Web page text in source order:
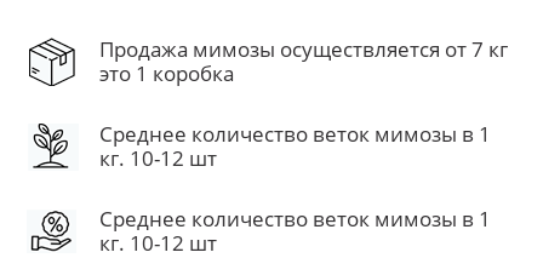
Продажа мимозы осуществляется от 7 кг
это 1 коробка
Среднее количество веток мимозы в 1
кг. 10-12 шт
Среднее количество веток мимозы в 1
кг. 10-12 шт